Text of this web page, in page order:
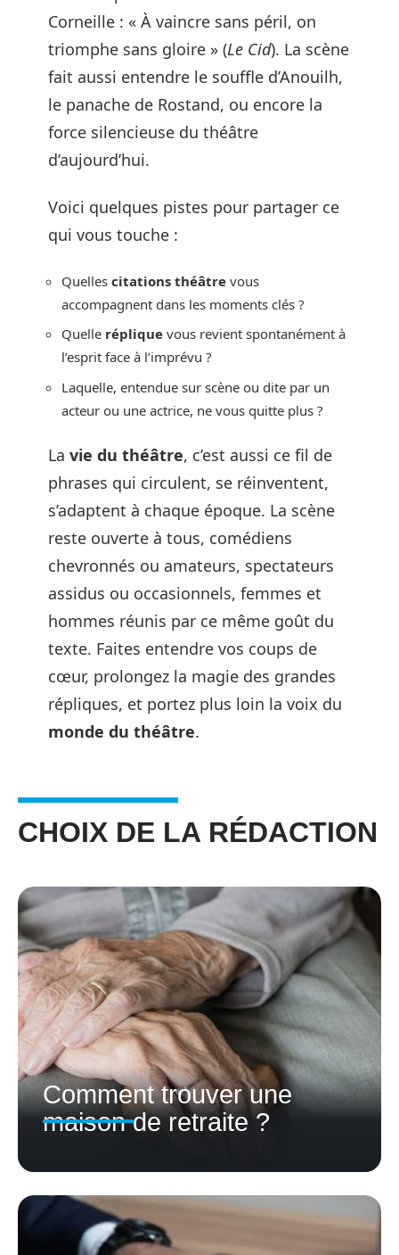
Corneille : « À vaincre sans péril, on
triomphe sans gloire » (Le Cid). La scène
fait aussi entendre le souffle d’Anouilh,
le panache de Rostand, ou encore la
force silencieuse du théâtre
d’aujourd’hui.
Voici quelques pistes pour partager ce
qui vous touche :
Quelles citations théâtre vous
accompagnent dans les moments clés ?
Quelle réplique vous revient spontanément à
l’esprit face à l’imprévu ?
Laquelle, entendue sur scène ou dite par un
acteur ou une actrice, ne vous quitte plus ?
La vie du théâtre, c’est aussi ce fil de
phrases qui circulent, se réinventent,
s’adaptent à chaque époque. La scène
reste ouverte à tous, comédiens
chevronnés ou amateurs, spectateurs
assidus ou occasionnels, femmes et
hommes réunis par ce même goût du
texte. Faites entendre vos coups de
cœur, prolongez la magie des grandes
répliques, et portez plus loin la voix du
monde du théâtre.
CHOIX DE LA RÉDACTION
Comment trouver une
maison de retraite ?